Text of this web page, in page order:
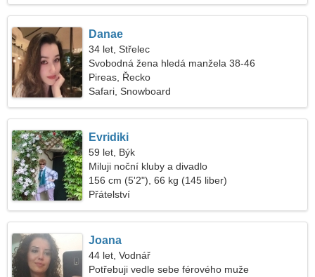
Danae
34 let, Střelec
Svobodná žena hledá manžela 38-46
Pireas, Řecko
Safari, Snowboard
Evridiki
59 let, Býk
Miluji noční kluby a divadlo
156 cm (5'2"), 66 kg (145 liber)
Přátelství
Joana
44 let, Vodnář
Potřebuji vedle sebe férového muže